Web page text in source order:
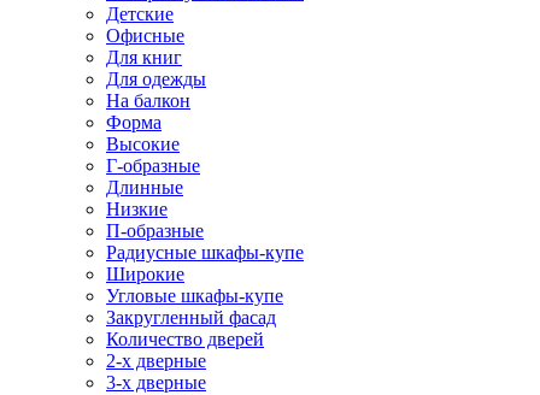
Детские
Офисные
Для книг
Для одежды
На балкон
Форма
Высокие
Г-образные
Длинные
Низкие
П-образные
Радиусные шкафы-купе
Широкие
Угловые шкафы-купе
Закругленный фасад
Количество дверей
2-х дверные
3-х дверные